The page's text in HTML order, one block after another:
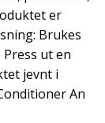
er
Brukes
ut en
jevnt i
An